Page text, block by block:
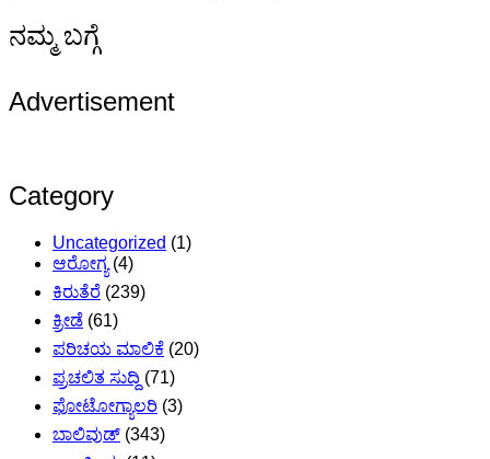
ನಮ್ಮ ಬಗ್ಗೆ
Advertisement
Category
Uncategorized (1)
ಆರೋಗ್ಯ(4)
ಕಿರುತೆರೆ (239)
ಕ್ರೀಡೆ (61)
ಪರಿಚಯ ಮಾಲಿಕೆ (20)
ಪ್ರಚಲಿತ ಸುದ್ದಿ (71)
ಫೋಟೋಗ್ಯಾಲರಿ (3)
ಬಾಲಿವುಡ್ (343)